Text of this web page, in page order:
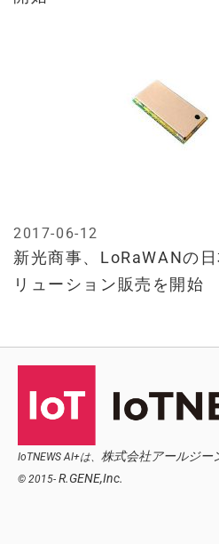
新光商事、LoRaWANの
リューション販売を開始
2017-06-12
IoTNEWS AI+は、 株式会社アールジー
© 2015- R.GENE,Inc.